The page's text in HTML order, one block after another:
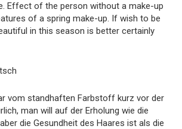
Effect of the person without a make-up
of a spring make-up. If wish to be
in this season is better certainly
vom standhaften Farbstoff kurz vor der
man will auf der Erholung wie die
die Gesundheit des Haares ist als die